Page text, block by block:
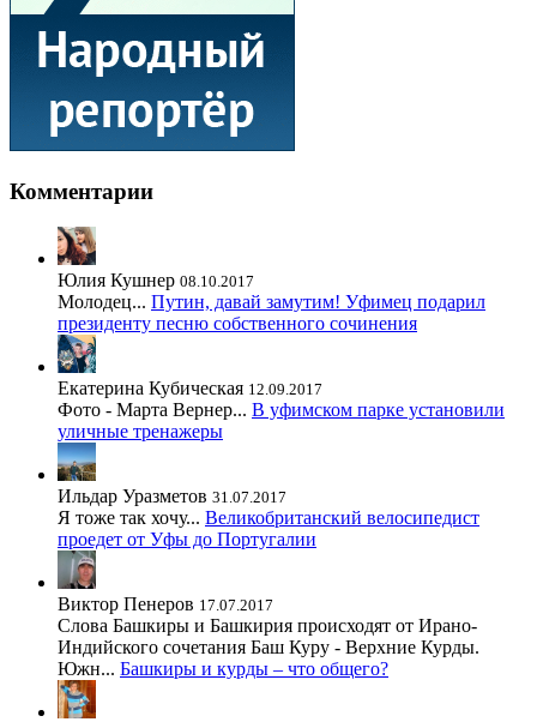
Комментарии
Юлия Кушнер 08.10.2017
Молодец... Путин, давай замутим! Уфимец подарил
президенту песню собственного сочинения
Екатерина Кубическая 12.09.2017
Фото - Марта Вернер... В уфимском парке установили
уличные тренажеры
Ильдар Уразметов 31.07.2017
Я тоже так хочу... Великобританский велосипедист
проедет от Уфы до Португалии
Виктор Пенеров 17.07.2017
Слова Башкиры и Башкирия происходят от Ирано-
Индийского сочетания Баш Куру - Верхние Курды.
Южн... Башкиры и курды – что общего?